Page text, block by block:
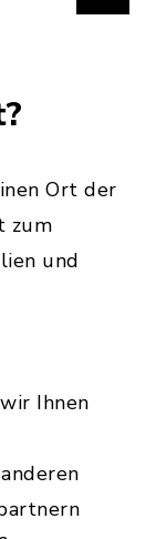
Ort der
zum
und
Ihnen